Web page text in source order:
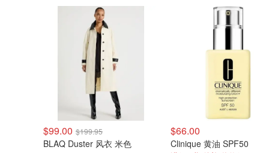
$99.00 $199.95
BLAQ Duster 风衣 米色
$66.00
Clinique 黄油 SPF50